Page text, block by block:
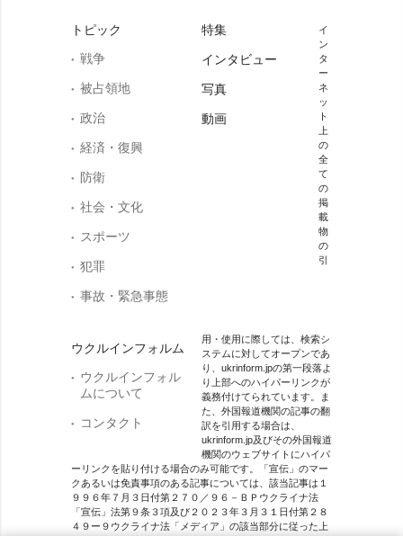
トピック
戦争
被占領地
政治
経済・復興
防衛
社会・文化
スポーツ
犯罪
事故・緊急事態
ウクルインフォルム
ウクルインフォル
ムについて
コンタクト
特集
インタビュー
写真
動画
イ
ン
タ
ー
ネ
ッ
ト
上
の
全
て
の
掲
載
物
の
引
用・使用に際しては、検索シ
ステムに対してオープンであ
り、ukrinform.jpの第一段落よ
り上部へのハイパーリンクが
義務付けてられています。ま
た、外国報道機関の記事の翻
訳を引用する場合は、
ukrinform.jp及びその外国報道
機関のウェブサイトにハイパ
ーリンクを貼り付ける場合のみ可能です。「宣伝」のマー
クあるいは免責事項のある記事については、該当記事は１
９９６年７月３日付第２７０／９６－ＢＰウクライナ法
「宣伝」法第９条３項及び２０２３年３月３１日付第２８
４９ー９ウクライナ法「メディア」の該当部分に従った上